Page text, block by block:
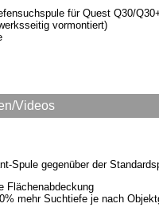
für Quest Q30/
vormontiert)
Videos
Spule gegenüber der
Flächenabdeckung
mehr Suchtiefe je nach